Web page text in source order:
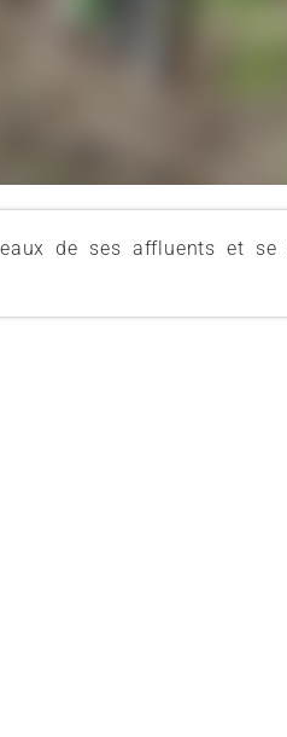
de ses affluents et se